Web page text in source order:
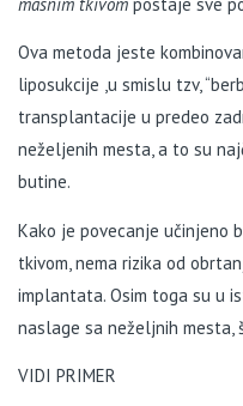
Ova metoda jeste
liposukcije ,u smislu tzv,
transplantacije u predeo
neželjenih mesta, a to su
butine.
Kako je povecanje učinjeno
tkivom, nema rizika od
implantata. Osim toga su u
naslage sa neželjnih
VIDI PRIMER